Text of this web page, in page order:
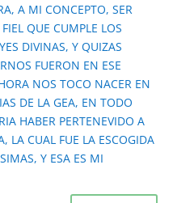
A MI CONCEPTO, SER
QUE CUMPLE LOS
DIVINAS, Y QUIZAS
FUERON EN ESE
NOS TOCO NACER EN
DE LA GEA, EN TODO
HABER PERTENEVIDO A
LA CUAL FUE LA ESCOGIDA
Y ESA ES MI